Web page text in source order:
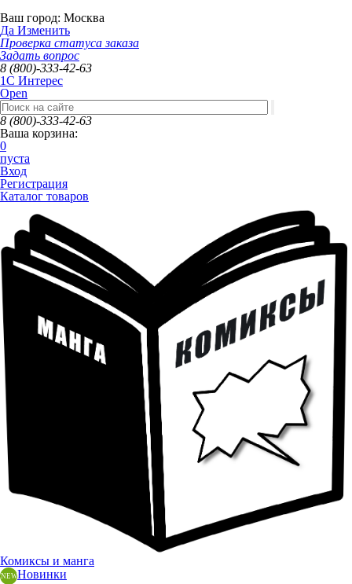
Ваш город: Москва
Да Изменить
Проверка статуса заказа
Задать вопрос
8 (800)-333-42-63
1C Интерес
Open
8 (800)-333-42-63
Ваша корзина:
0
пуста
Вход
Регистрация
Каталог товаров
Комиксы и манга
Новинки